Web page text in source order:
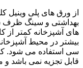
از ورق های پلی
بهداشتی و سینگ ظرف
های آشپزخانه کمتر از
بیشتر در محیط
سی استفاده می شود.
قابل تجزیه نمی باشد